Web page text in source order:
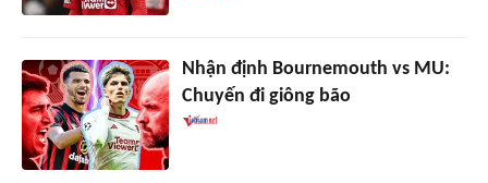
Nhận định Bournemouth vs MU:
Chuyến đi giông bão